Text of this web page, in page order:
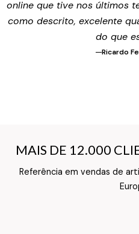
online que tive nos últimos
como descrito, excelente
do que
Ricardo
MAIS DE 12.000
Referência em vendas de
MAIS DE 12.000
Texto do Verso do